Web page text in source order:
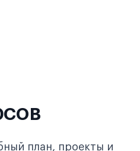
план, проекты и